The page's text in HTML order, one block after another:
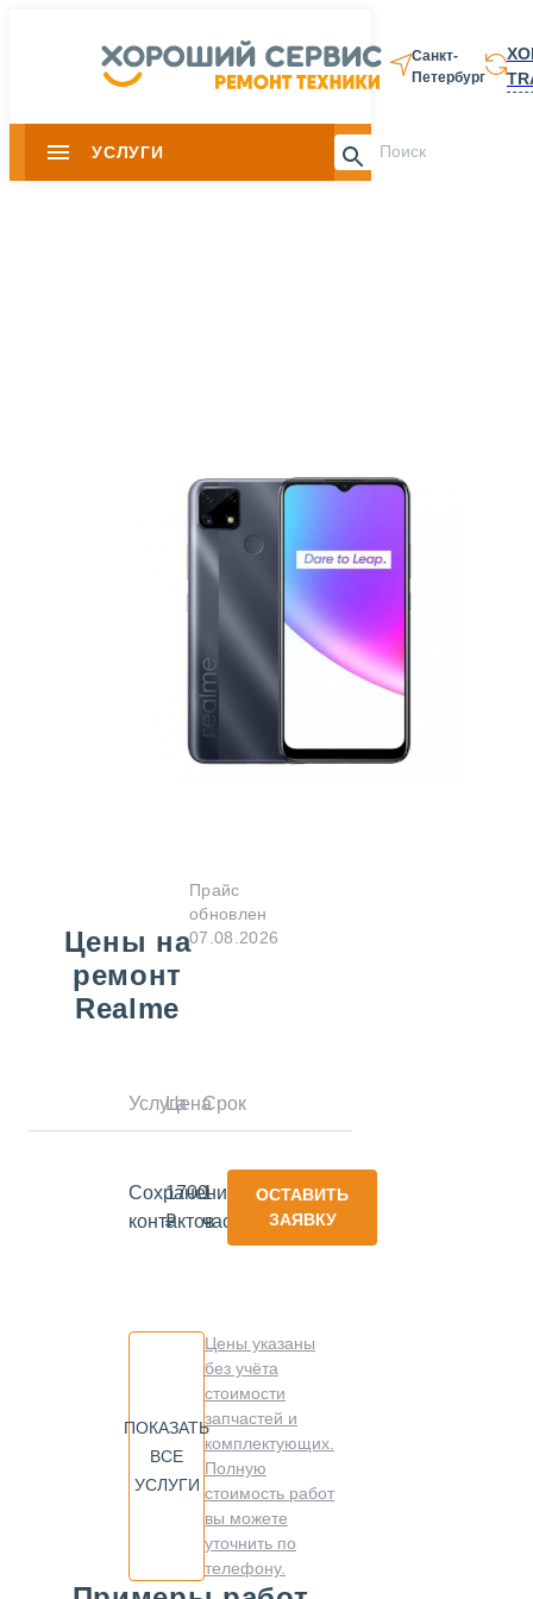
Санкт-
Петербург
УСЛУГИ 8 812 337-
Цены на
ремонт
Realme
Прайс
обновлен
07.08.2026
УслугаЦенаСрок
Сохранение
контактов
1700
₽
1
час
ОСТАВИТЬ
ЗАЯВКУ
ПОКАЗАТЬ
ВСЕ
УСЛУГИ
Цены указаны
без учёта
стоимости
запчастей и
комплектующих.
Полную
стоимость работ
вы можете
уточнить по
телефону.